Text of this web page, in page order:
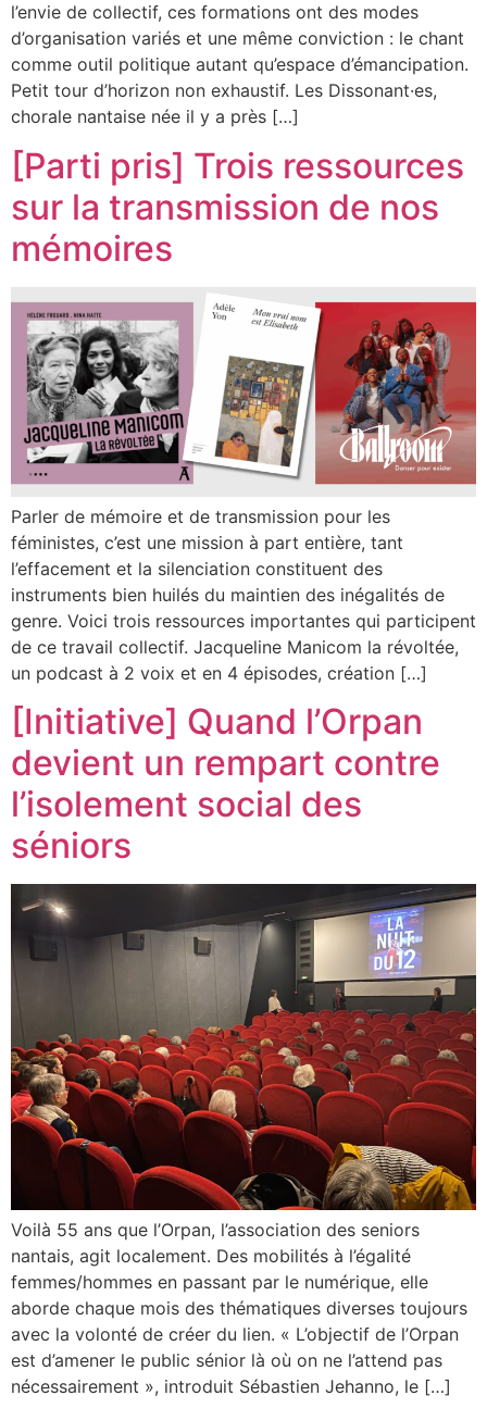
l’envie de collectif, ces formations ont des modes
d’organisation variés et une même conviction : le chant
comme outil politique autant qu’espace d’émancipation.
Petit tour d’horizon non exhaustif. Les Dissonant·es,
chorale nantaise née il y a près […]
[Parti pris] Trois ressources
sur la transmission de nos
mémoires
Parler de mémoire et de transmission pour les
féministes, c’est une mission à part entière, tant
l’effacement et la silenciation constituent des
instruments bien huilés du maintien des inégalités de
genre. Voici trois ressources importantes qui participent
de ce travail collectif. Jacqueline Manicom la révoltée,
un podcast à 2 voix et en 4 épisodes, création […]
[Initiative] Quand l’Orpan
devient un rempart contre
l’isolement social des
séniors
Voilà 55 ans que l’Orpan, l’association des seniors
nantais, agit localement. Des mobilités à l’égalité
femmes/hommes en passant par le numérique, elle
aborde chaque mois des thématiques diverses toujours
avec la volonté de créer du lien. « L’objectif de l’Orpan
est d’amener le public sénior là où on ne l’attend pas
nécessairement », introduit Sébastien Jehanno, le […]